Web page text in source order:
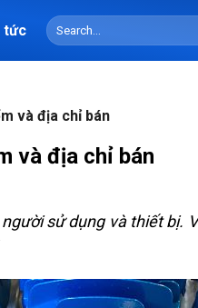
tức
Search
for:
và địa chỉ bán
và địa chỉ bán
sử dụng và thiết bị.